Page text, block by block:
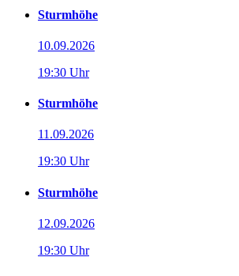
Sturmhöhe
10.09.2026
19:30 Uhr
Sturmhöhe
11.09.2026
19:30 Uhr
Sturmhöhe
12.09.2026
19:30 Uhr